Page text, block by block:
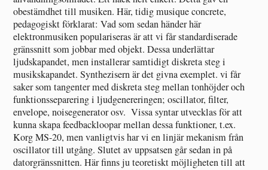
obestämdhet till musiken. Här, tidig musique concrete,
pedagogiskt förklarat: Vad som sedan händer här
elektronmusiken populariseras är att vi får standardiserade
gränssnitt som jobbar med objekt. Dessa underlättar
ljudskapandet, men installerar samtidigt diskreta steg i
musikskapandet. Synthezisern är det givna exemplet. vi får
saker som tangenter med diskreta steg mellan tonhöjder och
funktionsseparering i ljudgenereringen; oscillator, filter,
envelope, noisegenerator osv. Vissa syntar utvecklas för att
kunna skapa feedbackloopar mellan dessa funktioner, t.ex.
Korg MS-20, men vanligtvis har vi en linjär mekanism från
oscillator till utgång. Slutet av uppsatsen går sedan in på
datorgränssnitten. Här finns ju teoretiskt möjligheten till att